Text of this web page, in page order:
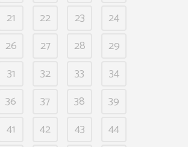
21 22 23
24
26 27 28
29
31 32 33
34
36 37 38
39
41 42 43
44